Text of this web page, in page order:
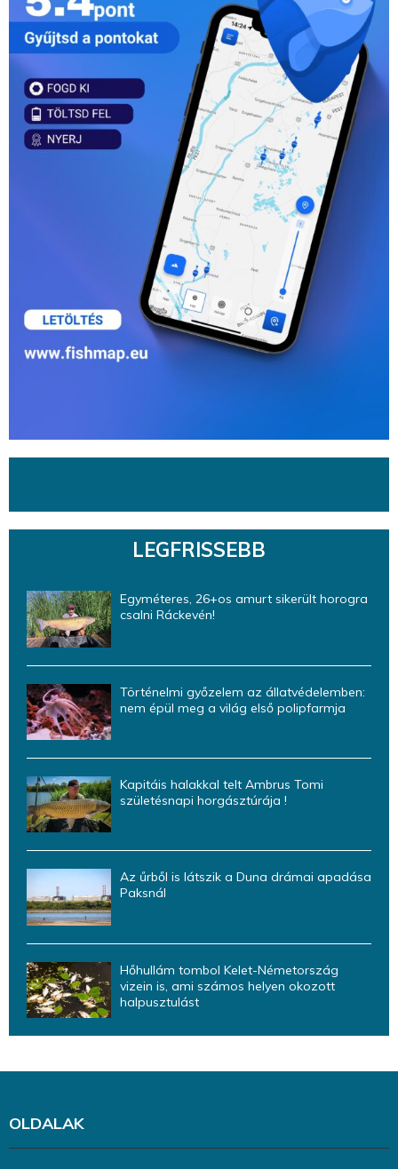
LEGFRISSEBB
Egyméteres, 26+os amurt sikerült horogra
csalni Ráckevén!
Történelmi győzelem az állatvédelemben:
nem épül meg a világ első polipfarmja
Kapitáis halakkal telt Ambrus Tomi
születésnapi horgásztúrája !
Az űrből is látszik a Duna drámai apadása
Paksnál
Hőhullám tombol Kelet-Németország
vizein is, ami számos helyen okozott
halpusztulást
OLDALAK